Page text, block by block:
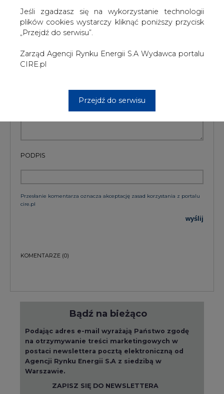
Jeśli zgadzasz się na wykorzystanie technologii
plików cookies wystarczy kliknąć poniższy przycisk
„Przejdź do serwisu”.
Zarząd Agencji Rynku Energii S.A Wydawca portalu
CIRE.pl
Przejdź do serwisu
TREŚĆ KOMENTARZA
PODPIS
Przesłanie komentarza oznacza akceptację zasad korzystania z portalu
cire.pl
wyślij
KOMENTARZE (0)
Bądź na bieżąco
Podając adres e-mail wyrażają Państwo zgodę
na otrzymywanie treści marketingowych w
postaci newslettera pocztą elektroniczną od
Agencji Rynku Energii S.A z siedzibą w
Warszawie.
ZAPISZ SIĘ DO NEWSLETTERA